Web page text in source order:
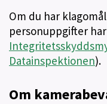
Om du har
personuppgifter
Datainspektionen).
Om